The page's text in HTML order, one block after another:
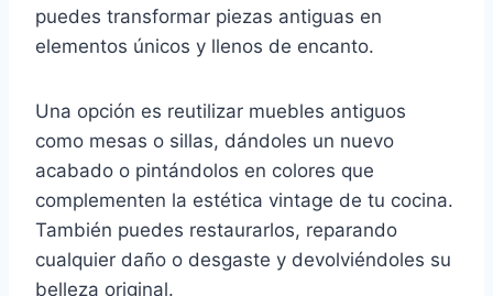
puedes transformar piezas antiguas en
elementos únicos y llenos de encanto.
Una opción es reutilizar muebles antiguos
como mesas o sillas, dándoles un nuevo
acabado o pintándolos en colores que
complementen la estética vintage de tu cocina.
También puedes restaurarlos, reparando
cualquier daño o desgaste y devolviéndoles su
belleza original.